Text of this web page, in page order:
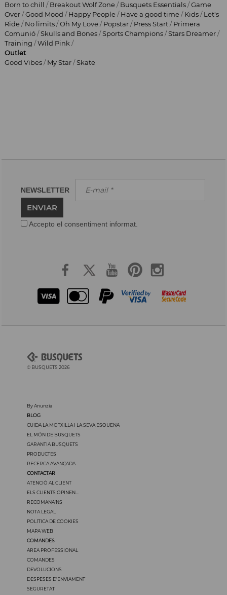
Born to chill /Breakout Wolf Zone/Busquets Essentials/Game
Over/Good Mood /Happy People/Have a good time/Kids/Let's
Ride/No limits/Oh My Love/Popstar/Press Start/Primera
Comunió/Skulls and Bones/Sports Champions/Stars Dreamer/
Training /Wild Pink/
Outlet
Good Vibes/My Star/Skate
NEWSLETTER
ENVIAR
Accepto el consentiment informat.
© BUSQUETS 2026
By Anunzia
BLOG
CUIDA LA MOTXILLA I LA SEVA ESQUENA
EL MÓN DE BUSQUETS
GARANTIA BUSQUETS
PRODUCTES
RECERCA AVANÇADA
CONTACTAR
ATENCIÓ AL CLIENT
ELS CLIENTS OPINEN...
RECOMANA'NS
NOTA LEGAL
POLÍTICA DE COOKIES
MAPA WEB
COMANDES
ÀREA PROFESSIONAL
COMANDES
DEVOLUCIONS
DESPESES D'ENVIAMENT
SEGURETAT